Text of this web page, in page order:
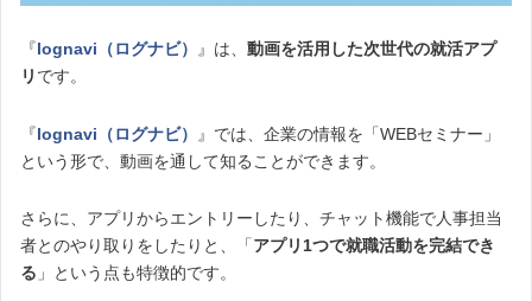
『lognavi（ログナビ） 』は、 動画を活用した次世代の就活アプ
リ です。
『lognavi（ログナビ）
』では、企業の情報を「WEBセミナー」
という形で、動画を通して知ることができます。
さらに、アプリからエントリーしたり、チャット機能で人事担当
者とのやり取りをしたりと、「アプリ1つで就職活動を完結でき
る 」という点も特徴的です。